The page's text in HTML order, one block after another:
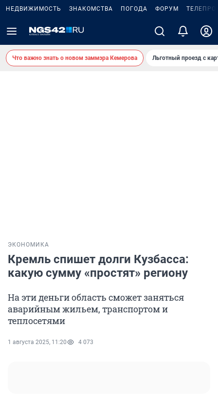
НЕДВИЖИМОСТЬ ЗНАКОМСТВА ПОГОДА ФОРУМ
Что важно знать о новом заммэра Кемерова Льготный проезд с
ЭКОНОМИКА
Кремль спишет долги Кузбасса:
какую сумму «простят» региону
На эти деньги область сможет заняться
аварийным жильем, транспортом и
теплосетями
1 августа 2025, 11:20 4 073